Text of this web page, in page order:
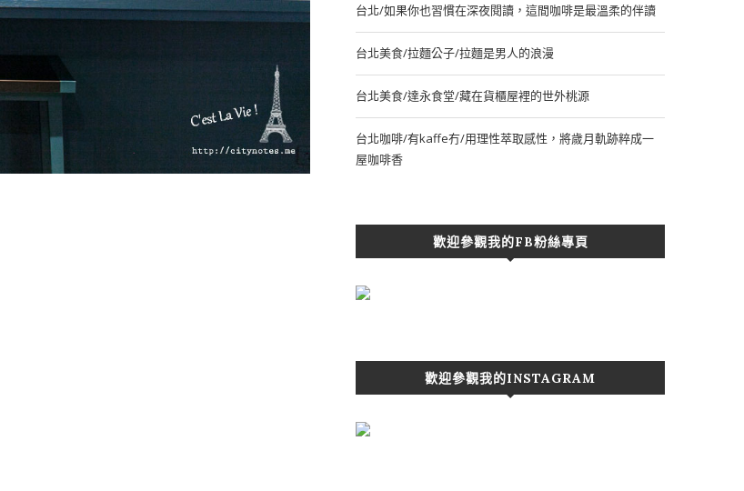
台北/如果你也習慣在深夜閱讀，這間咖啡是最溫柔的伴讀
台北美食/拉麵公子/拉麵是男人的浪漫
台北美食/達永食堂/藏在貨櫃屋裡的世外桃源
台北咖啡/有kaffe冇/用理性萃取感性，將歲月軌跡粹成一
屋咖啡香
歡迎參觀我的FB粉絲專頁
歡迎參觀我的INSTAGRAM